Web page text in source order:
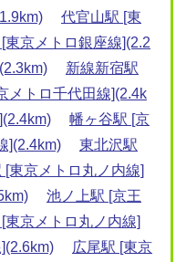
代官山駅 [東
東京メトロ銀座線](2.2
新線新宿駅
メトロ千代田線](2.4k
幡ヶ谷駅 [京
](2.4km)
東北沢駅
[東京メトロ丸ノ内線]
池ノ上駅 [京王
東京メトロ丸ノ内線]
広尾駅 [東京